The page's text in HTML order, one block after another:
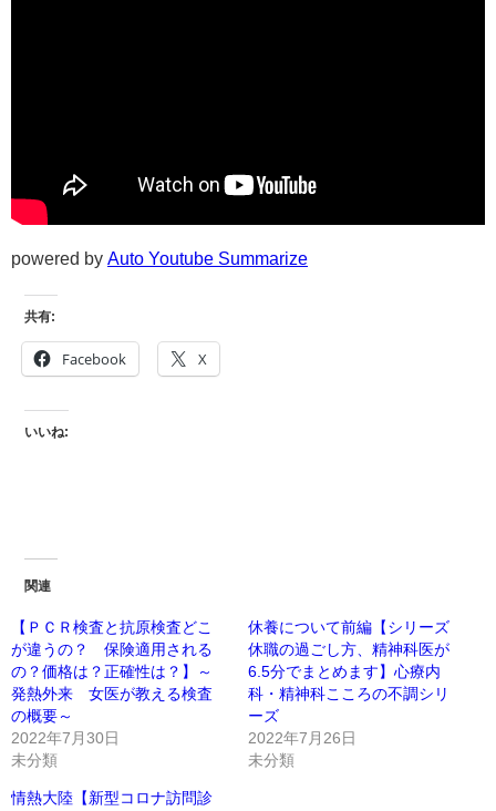
powered by Auto Youtube Summarize
共有:
Facebook X
いいね:
関連
【ＰＣＲ検査と抗原検査どこ
が違うの？ 保険適用される
の？価格は？正確性は？】～
発熱外来 女医が教える検査
の概要～
2022年7月30日
未分類
休養について前編【シリーズ
休職の過ごし方、精神科医が
6.5分でまとめます】心療内
科・精神科こころの不調シリ
ーズ
2022年7月26日
未分類
情熱大陸【新型コロナ訪問診